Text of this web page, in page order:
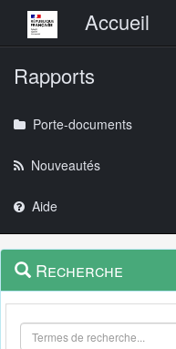
Menu principalAccueil
Rapports
Porte-documents
Nouveautés
Aide
Navigation
outils
Menu
contextuel
Recherche